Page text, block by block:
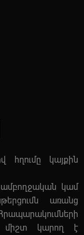
հղումը կայքին
ամբողջական կամ
առանց
միշտ կարող է